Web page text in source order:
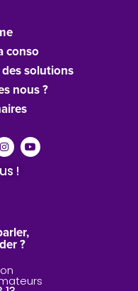
conso
des solutions
nous ?
!
?